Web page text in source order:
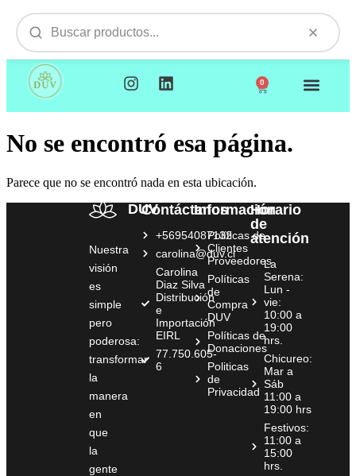
0
No se encontró esa página.
Parece que no se encontró nada en esta ubicación.
DUV
Nuestra
visión
es
simple
pero
poderosa:
transformar
la
manera
en
que
la
gente
Contáctanos
+56954087132
carolina@duv.cl
Carolina
Diaz Silva
Distribución
e
Importación
EIRL
77.750.605-
6
Información
Políticas de
Clientes
Proveedores
Políticas
de
Compra
DUV
Políticas de
Donaciones
Politicas
de
Privacidad
Horario
de
atención
La
Serena:
Lun -
vie:
10:00 a
19:00
hrs.
Chicureo:
Mar a
Sáb
11:00 a
19:00 hrs
Festivos:
11:00 a
15:00
hrs.